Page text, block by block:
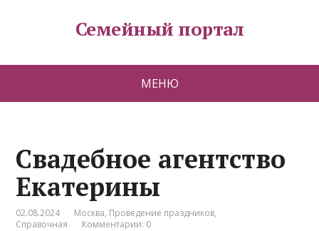
Семейный портал
МЕНЮ
Свадебное агентство
Екатерины
02.08.2024 Москва, Проведение праздников,
Справочная
Комментарии: 0